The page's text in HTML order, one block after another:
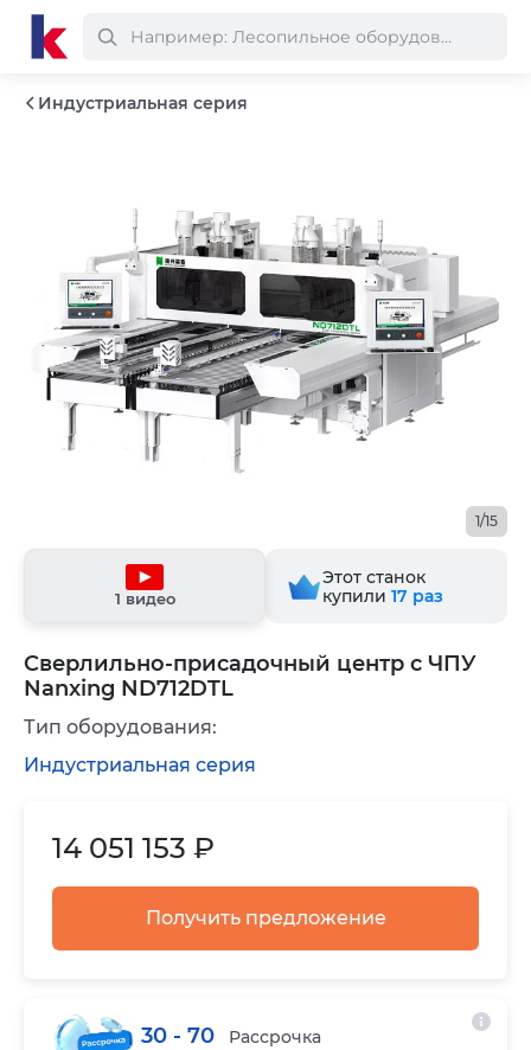
Индустриальная серия
Сверлильно-присадочный центр с ЧПУ
Nanxing ND712DTL
1/15
1 видео
Этот станок
купили 17 раз
14 051 153 ₽
Получить предложение
30 - 70 Рассрочка
Тип оборудования:
Индустриальная серия